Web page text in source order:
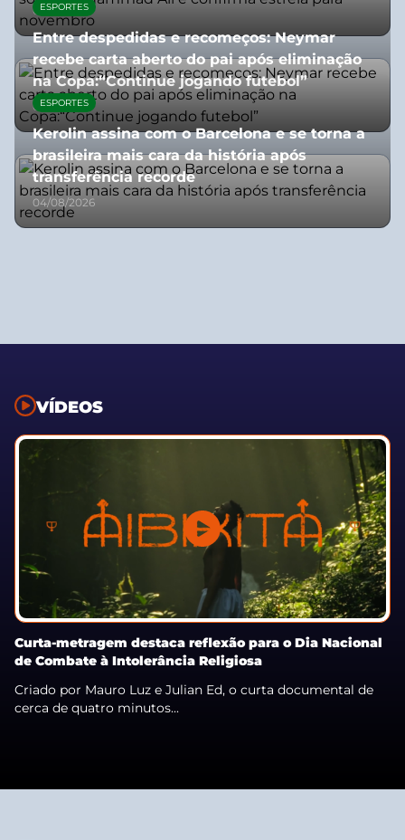
07/07/2026
ESPORTES
Entre despedidas e recomeços: Neymar
recebe carta aberto do pai após eliminação
na Copa:“Continue jogando futebol”
07/07/2026
ESPORTES
Kerolin assina com o Barcelona e se torna a
brasileira mais cara da história após
transferência recorde
04/08/2026
VÍDEOS
Curta-metragem destaca reflexão para o Dia Nacional
de Combate à Intolerância Religiosa
Criado por Mauro Luz e Julian Ed, o curta documental de
cerca de quatro minutos...